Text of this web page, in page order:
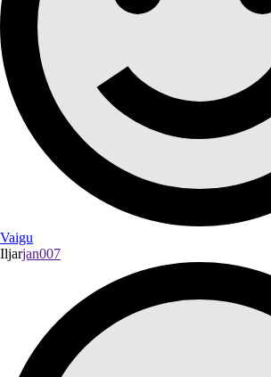
Vaigu
Iljarjan007